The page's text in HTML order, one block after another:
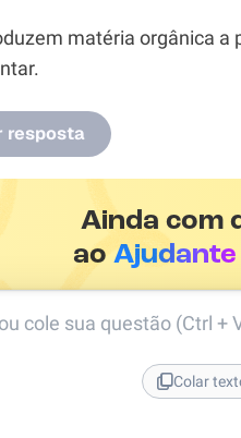
matéria orgânica a
resposta
Ainda com
aoAjudante
cole sua questão (Ctrl +
Colar